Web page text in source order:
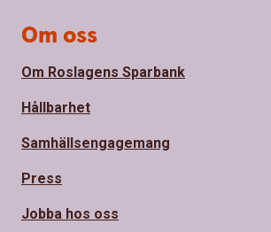
Om oss
Om Roslagens Sparbank
Hållbarhet
Samhällsengagemang
Press
Jobba hos oss